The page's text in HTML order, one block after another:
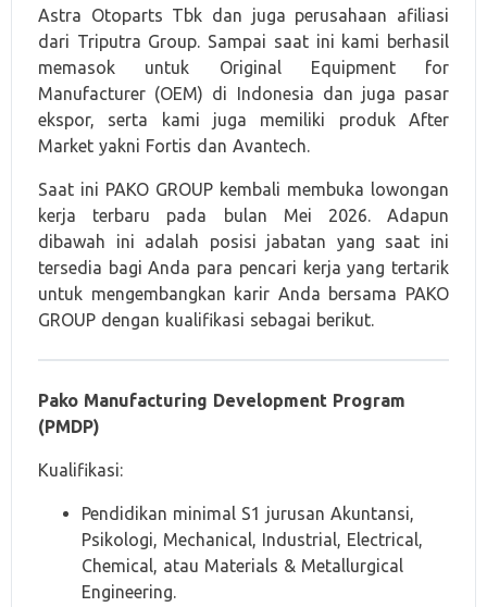
Astra Otoparts Tbk dan juga perusahaan afiliasi
dari Triputra Group. Sampai saat ini kami berhasil
memasok untuk Original Equipment for
Manufacturer (OEM) di Indonesia dan juga pasar
ekspor, serta kami juga memiliki produk After
Market yakni Fortis dan Avantech.
Saat ini PAKO GROUP kembali membuka lowongan
kerja terbaru pada bulan Mei 2026. Adapun
dibawah ini adalah posisi jabatan yang saat ini
tersedia bagi Anda para pencari kerja yang tertarik
untuk mengembangkan karir Anda bersama PAKO
GROUP dengan kualifikasi sebagai berikut.
Pako Manufacturing Development Program
(PMDP)
Kualifikasi:
Pendidikan minimal S1 jurusan Akuntansi,
Psikologi, Mechanical, Industrial, Electrical,
Chemical, atau Materials & Metallurgical
Engineering.